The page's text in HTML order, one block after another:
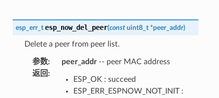
esp_err_t esp_now_del_peer(const uint8_t *peer_addr)
Delete a peer from peer list.
参数: peer_addr-- peer MAC address
返回 :
ESP_OK : succeed
ESP_ERR_ESPNOW_NOT_INIT :